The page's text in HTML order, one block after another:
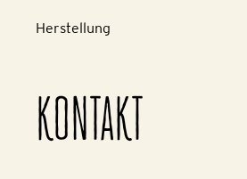
Herstellung
KONTAKT